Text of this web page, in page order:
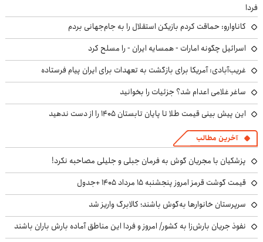
فردا
کاناوارو: حماقت کردم بازیکن استقلال را به جام‌جهانی بردم
اسرائیل چگونه امارات - همسایه ایران - را مسلح کرد
غریب‌آبادی: آمریکا برای بازگشت به تعهدات برای ایران پیام فرستاده
ساغر غلامی اعدام شد؟ جزئیات را بخوانید
این پیش بینی قیمت طلا تا پایان تابستان ۱۴۰۵ را از دست ندهید
آخرین مطالب
پزشکیان با مجریان گوش به فرمان جبلی و جلیلی مصاحبه نکرد!
قیمت گوشت قرمز امروز پنجشنبه ۱۵ مرداد ۱۴۰۵ +جدول
سرپرستان خانوارها به‌گوش باشند؛ کالابرگ واریز شد
نفوذ جریان بارش‌زا به کشور/ امروز و فردا این مناطق آماده بارش باران باشند